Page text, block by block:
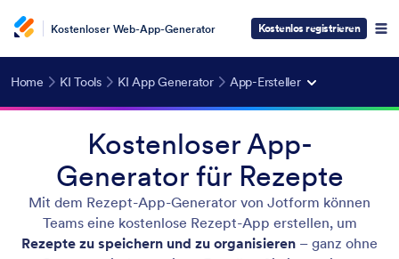
Kostenloser Web-App-Generator Kostenlos registrieren
Home KI Tools KI App Generator App-Ersteller
Kostenloser App-
Generator für Rezepte
Mit dem Rezept-App-Generator von Jotform können
Teams eine kostenlose Rezept-App erstellen, um
Rezepte zu speichern und zu organisieren – ganz ohne